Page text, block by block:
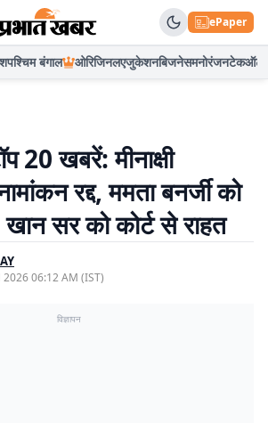
ePaper
पश्चिम बंगाल ओरिजिनलएजुकेशनबिजनेसमनोरंजनटेकऑटो
20 खबरें: मीनाक्षी
रद्द, ममता बनर्जी को
सर को कोर्ट से राहत
2026 06:12 AM (IST)
विज्ञापन